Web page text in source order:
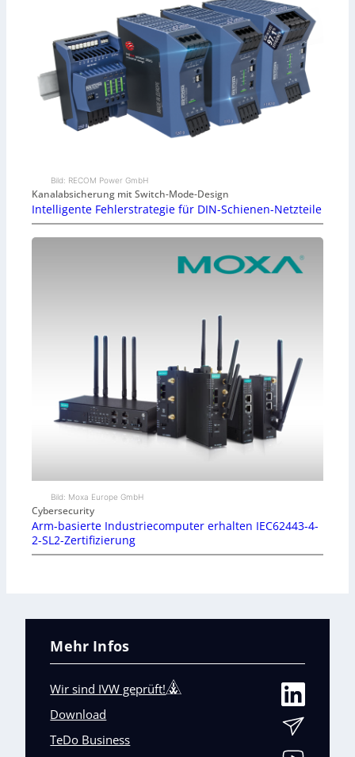
Bild: RECOM Power GmbH
Kanalabsicherung mit Switch-Mode-Design
Intelligente Fehlerstrategie für DIN-Schienen-Netzteile
Bild: Moxa Europe GmbH
Cybersecurity
Arm-basierte Industriecomputer erhalten IEC62443-4-
2-SL2-Zertifizierung
Mehr Infos
Wir sind IVW geprüft!
Download
TeDo Business